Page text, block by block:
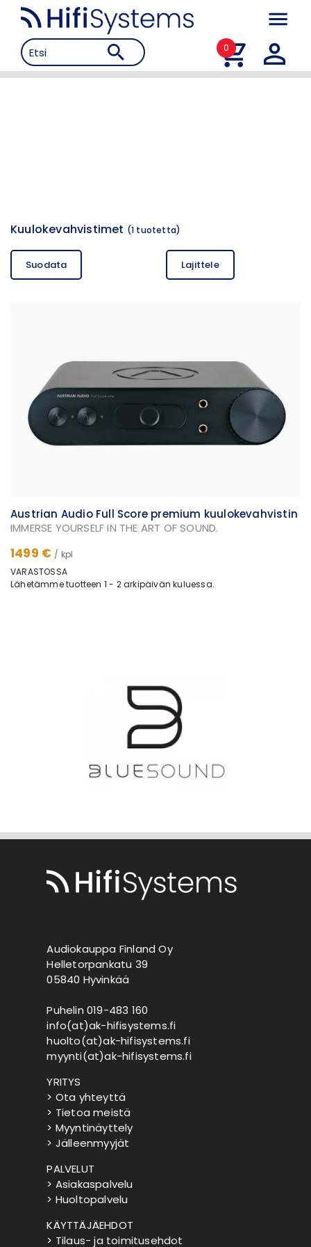
0
Kuulokevahvistimet (1 tuotetta)
Suodata Lajittele
Austrian Audio Full Score premium kuulokevahvistin
IMMERSE YOURSELF IN THE ART OF SOUND.
1499 € / kpl
VARASTOSSA
Lähetämme tuotteen 1 - 2 arkipäivän kuluessa.
Audiokauppa Finland Oy
Helletorpankatu 39
05840 Hyvinkää
Puhelin 019-483 160
info(at)ak-hifisystems.fi
huolto(at)ak-hifisystems.fi
myynti(at)ak-hifisystems.fi
YRITYS
> Ota yhteyttä
> Tietoa meistä
> Myyntinäyttely
> Jälleenmyyjät
PALVELUT
> Asiakaspalvelu
> Huoltopalvelu
KÄYTTÄJÄEHDOT
> Tilaus- ja toimitusehdot